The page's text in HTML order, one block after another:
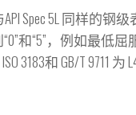
API Spec 5L 同样的
和“5”，例如最低
3183和 GB/T 9711 为